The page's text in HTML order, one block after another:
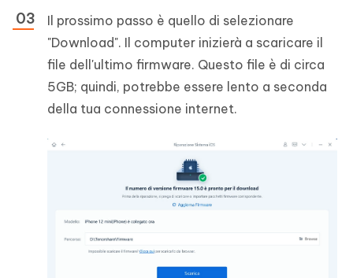
Il prossimo passo è quello di selezionare
"Download". Il computer inizierà a scaricare il
file dell'ultimo firmware. Questo file è di circa
5GB; quindi, potrebbe essere lento a seconda
della tua connessione internet.